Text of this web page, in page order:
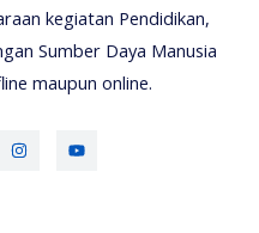
kegiatan Pendidikan,
Sumber Daya Manusia
maupun online.